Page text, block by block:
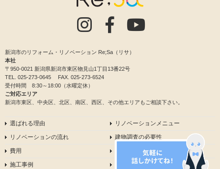
新潟市のリフォーム・リノベーション Re;Sa（リサ）
本社
〒950-0021 新潟県新潟市東区物見山1丁目13番22号
TEL. 025-273-0645 FAX. 025-273-6524
受付時間 8:30～18:00（水曜定休）
ご対応エリア
新潟市東区、中央区、北区、南区、西区、その他エリアもご相談下さい。
選ばれる理由
リノベーションメニュー
リノベーションの流れ
建物調査の必要性
費用
施工事例
イベント情報